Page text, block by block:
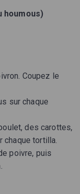
houmous)
Coupez le
sur chaque
des carottes,
chaque tortilla.
poivre, puis